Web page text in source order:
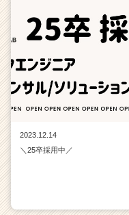
2023.12.14
＼25卒採用中／